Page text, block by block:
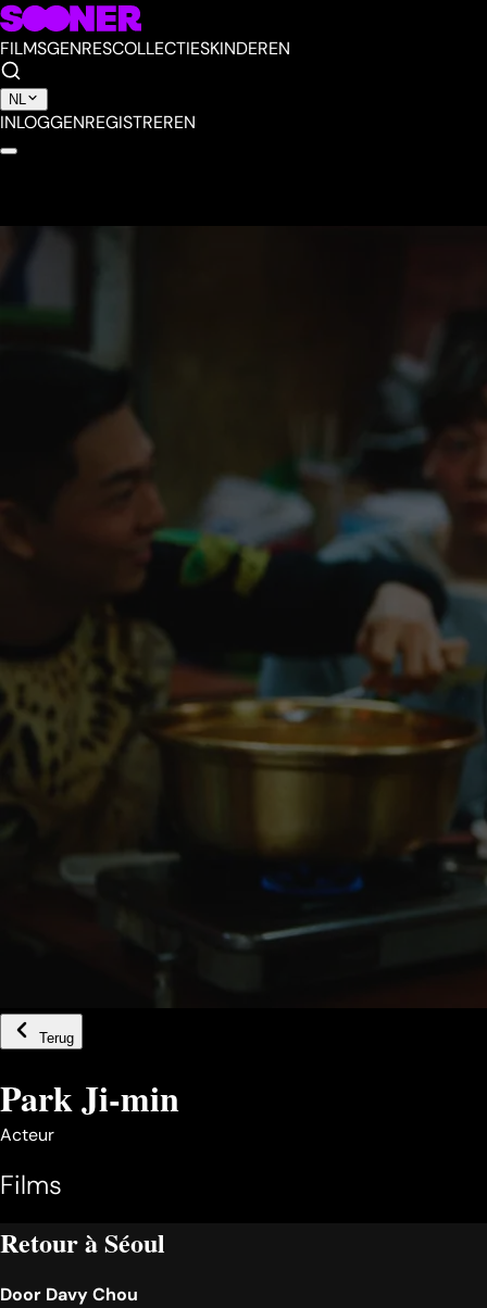
FILMSGENRESCOLLECTIESKINDEREN
NL
INLOGGENREGISTREREN
Terug
Park Ji-min
Acteur
Films
Retour à Séoul
Door Davy Chou